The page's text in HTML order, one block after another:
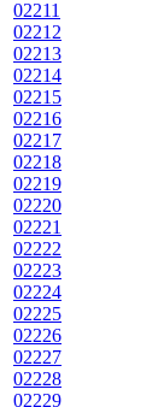
02211
02212
02213
02214
02215
02216
02217
02218
02219
02220
02221
02222
02223
02224
02225
02226
02227
02228
02229